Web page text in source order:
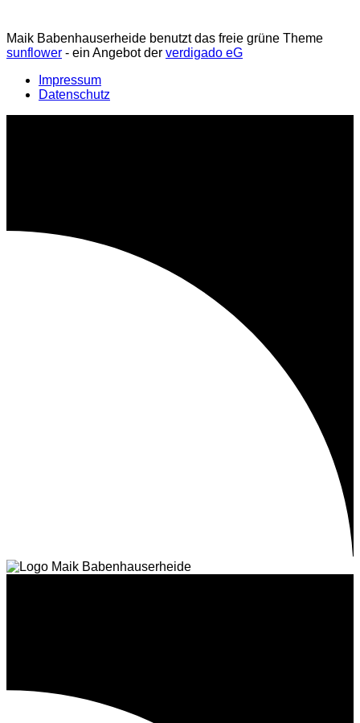
Maik Babenhauserheide benutzt das freie grüne Theme
sunflower ‐ ein Angebot der verdigado eG
Impressum
Datenschutz